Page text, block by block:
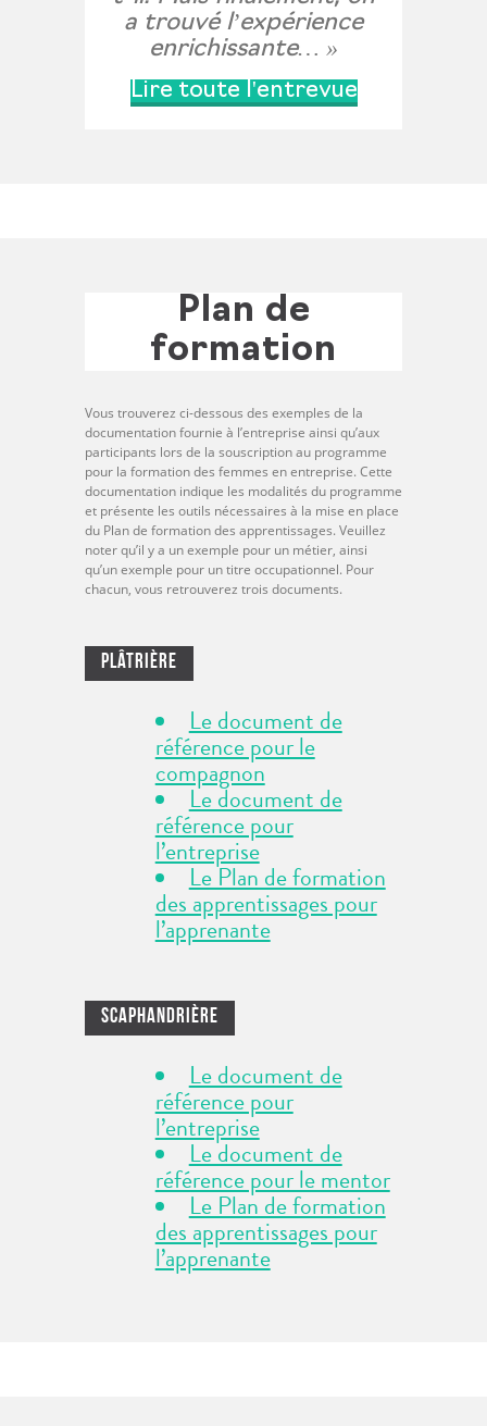
a trouvé l’expérience
enrichissante… »
Lire toute l'entrevue
Plan de
formation
Vous trouverez ci-dessous des exemples de la
documentation fournie à l’entreprise ainsi qu’aux
participants lors de la souscription au programme
pour la formation des femmes en entreprise. Cette
documentation indique les modalités du programme
et présente les outils nécessaires à la mise en place
du Plan de formation des apprentissages. Veuillez
noter qu’il y a un exemple pour un métier, ainsi
qu’un exemple pour un titre occupationnel. Pour
chacun, vous retrouverez trois documents.
Plâtrière
Le document de
référence pour le
compagnon
Le document de
référence pour
l’entreprise
Le Plan de formation
des apprentissages pour
l’apprenante
Scaphandrière
Le document de
référence pour
l’entreprise
Le document de
référence pour le mentor
Le Plan de formation
des apprentissages pour
l’apprenante